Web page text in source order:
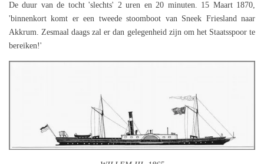
De duur van de tocht 'slechts' 2 uren en 20 minuten. 15 Maart 1870,
'binnenkort komt er een tweede stoomboot van Sneek Friesland naar
Akkrum. Zesmaal daags zal er dan gelegenheid zijn om het Staatsspoor te
bereiken!'